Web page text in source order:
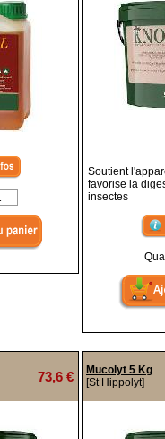
Soutient
favorise la
insectes
73,6 €
Mucolyt 5 Kg
[St Hippolyt]